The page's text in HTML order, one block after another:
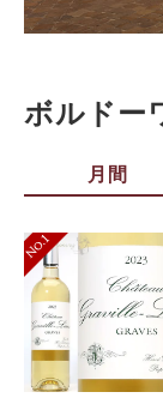
ボルドー
月間